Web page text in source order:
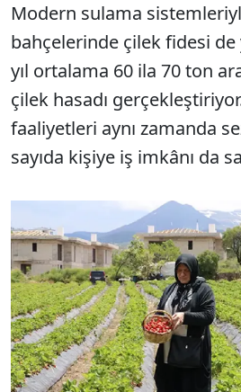
Modern sulama
bahçelerinde çilek fidesi
yıl ortalama 60 ila 70 ton
çilek hasadı
faaliyetleri aynı zamanda
sayıda kişiye iş imkânı da